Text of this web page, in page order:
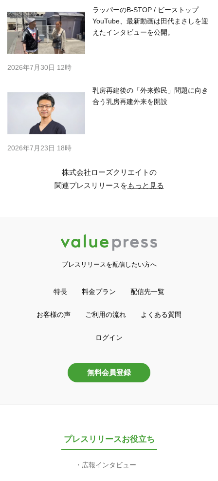
ラッパーのB-STOP / ビーストップ
YouTube、最新動画は田代まさしを迎
えたインタビューを公開。
2026年7月30日 12時
乳房再建後の「外来難民」問題に向き
合う乳房再建外来を開設
2026年7月23日 18時
株式会社ローズクリエイトの
関連プレスリリースをもっと見る
プレスリリースを配信したい方へ
特長 料金プラン 配信先一覧
お客様の声 ご利用の流れ よくある質問
ログイン
無料会員登録
プレスリリースお役立ち
広報インタビュー